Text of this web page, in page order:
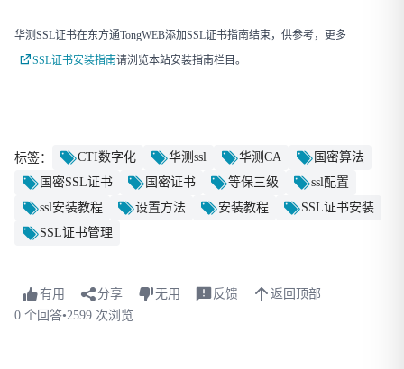
华测SSL证书在东方通TongWEB添加SSL证书指南结束，供参考，更多
SSL证书安装指南请浏览本站安装指南栏目。
标签： CTI数字化 华测ssl 华测CA
国密算法
国密SSL证书
国密证书 等保三级
ssl配置
ssl安装教程
设置方法 安装教程
SSL证书安装
SSL证书管理
有用 分享 无用 反馈
返回顶部
0 个回答•2599 次浏览